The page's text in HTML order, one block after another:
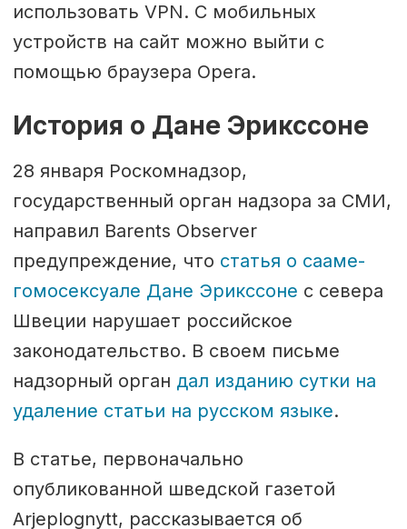
использовать VPN. С мобильных
устройств на сайт можно выйти с
помощью браузера Opera.
История о Дане Эрикссоне
28 января Роскомнадзор,
государственный орган надзора за СМИ,
направил Barents Observer
предупреждение, что статья о сааме-
гомосексуале Дане Эрикссоне с севера
Швеции нарушает российское
законодательство. В своем письме
надзорный орган дал изданию сутки на
удаление статьи на русском языке.
В статье, первоначально
опубликованной шведской газетой
Arjeplognytt, рассказывается об